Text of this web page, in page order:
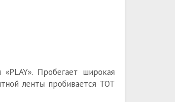
Пробегает широкая
ленты пробивается ТОТ